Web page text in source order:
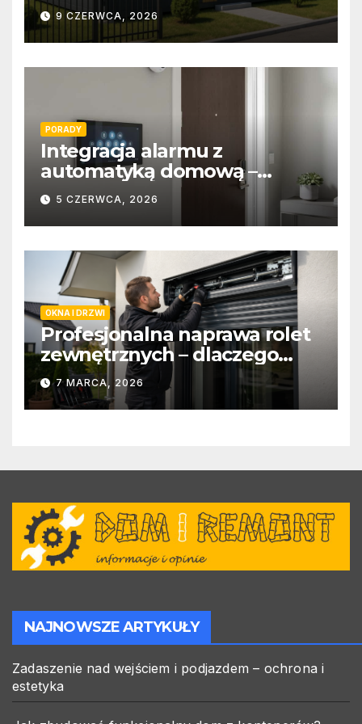
9 CZERWCA, 2026
PORADY
Integracja alarmu z
automatyką domową –
wygoda i bezpieczeństwo
5 CZERWCA, 2026
OKNA I DRZWI
Profesjonalna naprawa rolet
zewnętrznych – dlaczego
warto zlecić ją specjalistom?
7 MARCA, 2026
NAJNOWSZE ARTYKUŁY
Zadaszenie nad wejściem i podjazdem – ochrona i
estetyka